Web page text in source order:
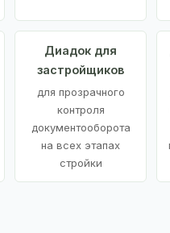
Диадок для
застройщиков
для прозрачного
контроля
документооборота
на всех этапах
стройки